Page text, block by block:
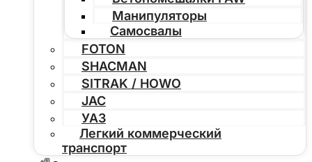
Манипуляторы
Самосвалы
FOTON
SHACMAN
SITRAK / HOWO
JAC
УАЗ
Легкий коммерческий
транспорт